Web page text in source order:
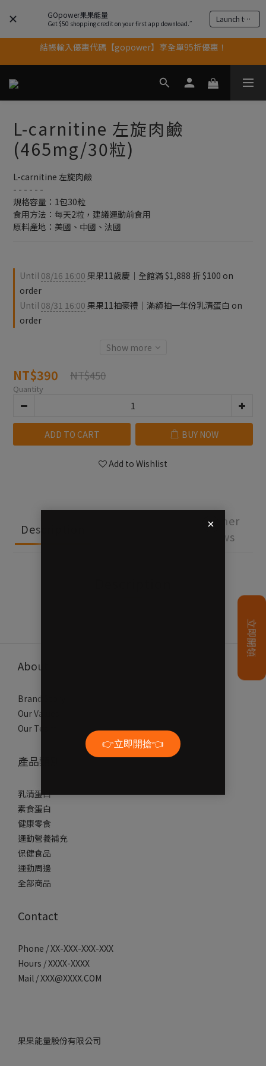
GOpower果果能量
Get $50 shopping credit on your first app download.” Launch the app
果果11歲慶｜App 下單享 5% 購物金回饋
果果11歲慶｜App 下單享 5% 購物金回饋
結帳輸入優惠代碼【gopower】享全單95折優惠！
L-carnitine 左旋肉鹼
(465mg/30粒)
L-carnitine 左旋肉鹼
- - - - - -
規格容量：1包30粒
食用方法：每天2粒，建議運動前食用
原料產地：美國、中國、法國
Until 08/16 16:00 果果11歲慶｜全館滿 $1,888 折 $100 on
order
Until 08/31 16:00 果果11抽豪禮｜滿額抽一年份乳清蛋白 on
order
Show more
NT$390 NT$450
Quantity
ADD TO CART BUY NOW
Add to Wishlist
Description
Customer
Reviews
About
Brand Story
Our Values
Our Team
產品類別
乳清蛋白
素食蛋白
健康零食
運動營養補充
保健食品
運動周邊
全部商品
Contact
Phone / XX-XXX-XXX-XXX
Hours / XXXX-XXXX
Mail / XXX@XXXX.COM
果果能量股份有限公司